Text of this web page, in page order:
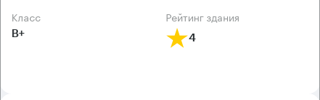
класс
B+
рейтинг здания
4